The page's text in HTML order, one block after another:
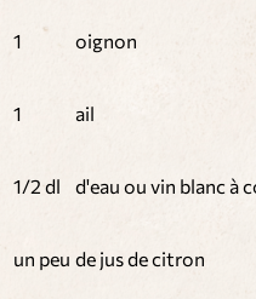
1 oignon
1 ail
1/2 dl d'eau ou vin blanc à
un peu de jus de citron